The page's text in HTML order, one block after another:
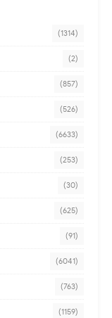
(1314)
(2)
(857)
(526)
(6633)
(253)
(30)
(625)
(91)
(6041)
(763)
(1159)